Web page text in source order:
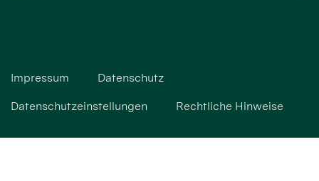
Impressum Datenschutz
Datenschutzeinstellungen Rechtliche Hinweise